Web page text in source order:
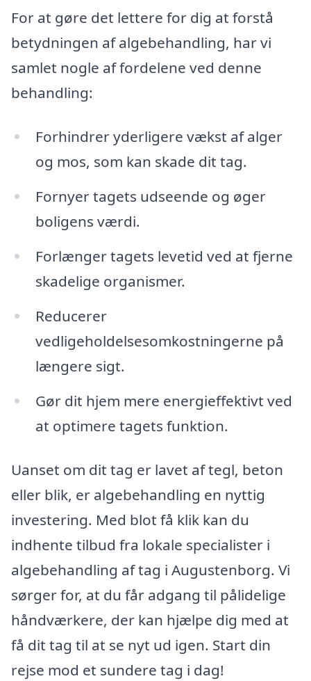
For at gøre det lettere for dig at forstå
betydningen af algebehandling, har vi
samlet nogle af fordelene ved denne
behandling:
Forhindrer yderligere vækst af alger
og mos, som kan skade dit tag.
Fornyer tagets udseende og øger
boligens værdi.
Forlænger tagets levetid ved at fjerne
skadelige organismer.
Reducerer
vedligeholdelsesomkostningerne på
længere sigt.
Gør dit hjem mere energieffektivt ved
at optimere tagets funktion.
Uanset om dit tag er lavet af tegl, beton
eller blik, er algebehandling en nyttig
investering. Med blot få klik kan du
indhente tilbud fra lokale specialister i
algebehandling af tag i Augustenborg. Vi
sørger for, at du får adgang til pålidelige
håndværkere, der kan hjælpe dig med at
få dit tag til at se nyt ud igen. Start din
rejse mod et sundere tag i dag!